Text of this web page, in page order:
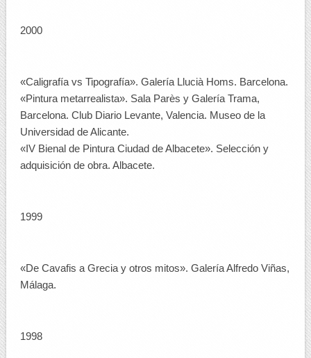
2000
«Caligrafía vs Tipografía». Galería Llucià Homs. Barcelona.
«Pintura metarrealista». Sala Parès y Galería Trama,
Barcelona. Club Diario Levante, Valencia. Museo de la
Universidad de Alicante.
«IV Bienal de Pintura Ciudad de Albacete». Selección y
adquisición de obra. Albacete.
1999
«De Cavafis a Grecia y otros mitos». Galería Alfredo Viñas,
Málaga.
1998